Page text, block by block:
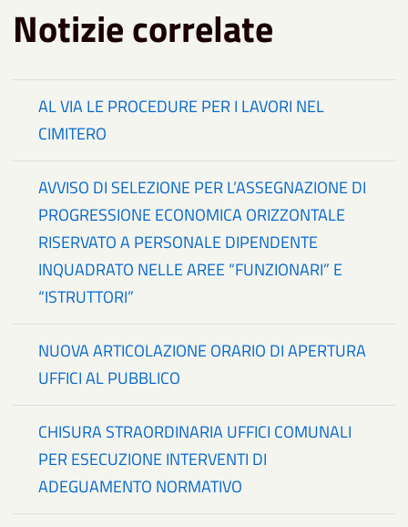
Notizie correlate
AL VIA LE PROCEDURE PER I LAVORI NEL
CIMITERO
AVVISO DI SELEZIONE PER L’ASSEGNAZIONE DI
PROGRESSIONE ECONOMICA ORIZZONTALE
RISERVATO A PERSONALE DIPENDENTE
INQUADRATO NELLE AREE “FUNZIONARI” E
“ISTRUTTORI”
NUOVA ARTICOLAZIONE ORARIO DI APERTURA
UFFICI AL PUBBLICO
CHISURA STRAORDINARIA UFFICI COMUNALI
PER ESECUZIONE INTERVENTI DI
ADEGUAMENTO NORMATIVO